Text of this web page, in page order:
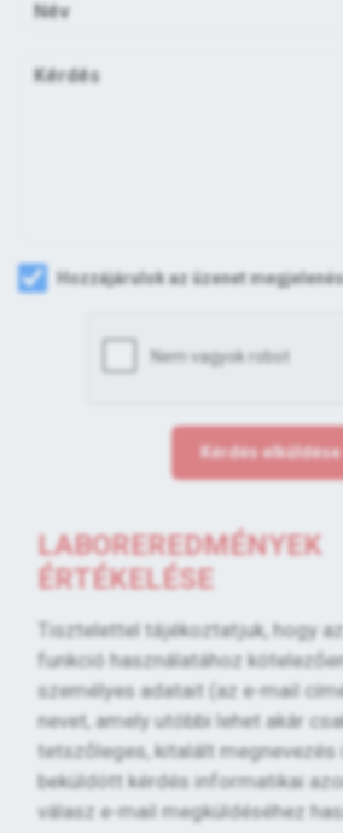
Hozzájárulok az üzenet
Kérdés elküldése
LABOREREDMÉNYEK
ÉRTÉKELÉSE
Tisztelettel tájékoztatjuk, hogy
funkció használatához
személyes adatait (az e-mail
nevet, amely utóbbi lehet akár
tetszőleges, kitalált megnevezés
beküldött kérdés informatikai
válasz e-mail megküldéséhez